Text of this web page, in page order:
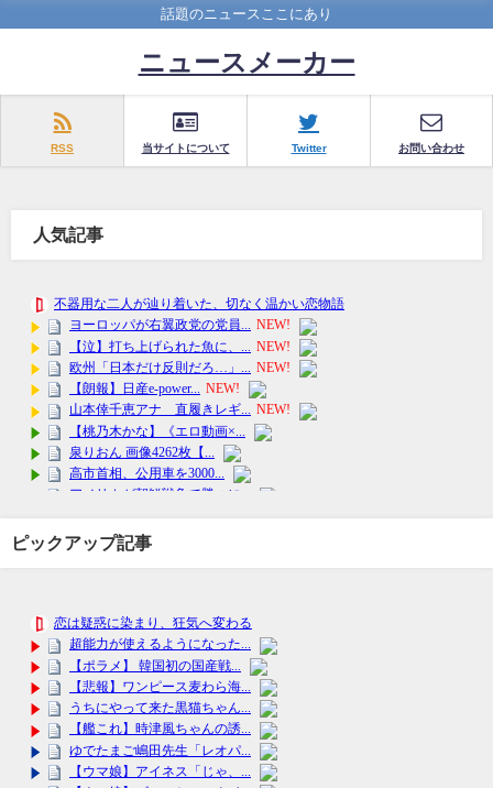
話題のニュースここにあり
ニュースメーカー
RSS 当サイトについて Twitter お問い合わせ
人気記事
ピックアップ記事